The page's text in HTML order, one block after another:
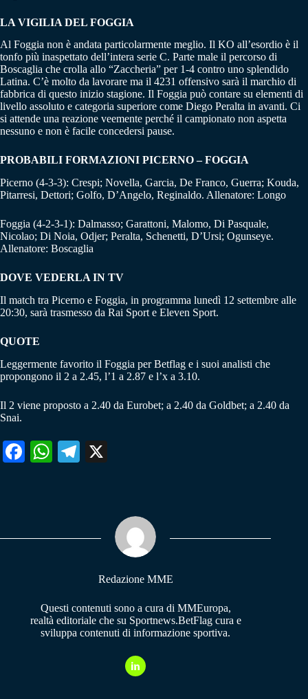
LA VIGILIA DEL FOGGIA
Al Foggia non è andata particolarmente meglio. Il KO all’esordio è il
tonfo più inaspettato dell’intera serie C. Parte male il percorso di
Boscaglia che crolla allo “Zaccheria” per 1-4 contro uno splendido
Latina. C’è molto da lavorare ma il 4231 offensivo sarà il marchio di
fabbrica di questo inizio stagione. Il Foggia può contare su elementi di
livello assoluto e categoria superiore come Diego Peralta in avanti. Ci
si attende una reazione veemente perché il campionato non aspetta
nessuno e non è facile concedersi pause.
PROBABILI FORMAZIONI PICERNO – FOGGIA
Picerno (4-3-3): Crespi; Novella, Garcia, De Franco, Guerra; Kouda,
Pitarresi, Dettori; Golfo, D’Angelo, Reginaldo. Allenatore: Longo
Foggia (4-2-3-1): Dalmasso; Garattoni, Malomo, Di Pasquale,
Nicolao; Di Noia, Odjer; Peralta, Schenetti, D’Ursi; Ogunseye.
Allenatore: Boscaglia
DOVE VEDERLA IN TV
Il match tra Picerno e Foggia, in programma lunedì 12 settembre alle
20:30, sarà trasmesso da Rai Sport e Eleven Sport.
QUOTE
Leggermente favorito il Foggia per Betflag e i suoi analisti che
propongono il 2 a 2.45, l’1 a 2.87 e l’x a 3.10.
Il 2 viene proposto a 2.40 da Eurobet; a 2.40 da Goldbet; a 2.40 da
Snai.
Fa W
pp
Te
m
Redazione MME
Questi contenuti sono a cura di MMEuropa,
realtà editoriale che su Sportnews.BetFlag cura e
sviluppa contenuti di informazione sportiva.